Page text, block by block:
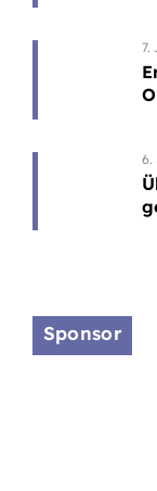
7.
6.
Sponsor